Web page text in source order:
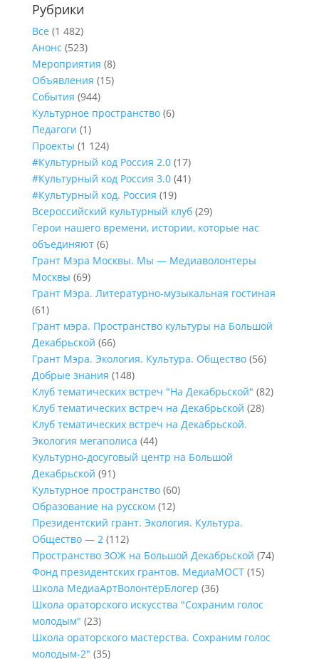
Рубрики
Все (1 482)
Анонс (523)
Мероприятия (8)
Объявления (15)
События (944)
Культурное пространство(6)
Педагоги (1)
Проекты (1 124)
#Культурный код Россия 2.0(17)
#Культурный код Россия 3.0(41)
#Культурный код. Россия (19)
Всероссийский культурный клуб(29)
Герои нашего времени, истории, которые нас
объединяют(6)
Грант Мэра Москвы. Мы — Медиаволонтеры
Москвы (69)
Грант Мэра. Литературно-музыкальная гостиная
(61)
Грант мэра. Пространство культуры на Большой
Декабрьской (66)
Грант Мэра. Экология. Культура. Общество(56)
Добрые знания (148)
Клуб тематических встреч "На Декабрьской" (82)
Клуб тематических встреч на Декабрьской (28)
Клуб тематических встреч на Декабрьской.
Экология мегаполиса (44)
Культурно-досуговый центр на Большой
Декабрьской (91)
Культурное пространство(60)
Образование на русском (12)
Президентский грант. Экология. Культура.
Общество — 2(112)
Пространство ЗОЖ на Большой Декабрьской (74)
Фонд президентских грантов. МедиаМОСТ(15)
Школа МедиаАртВолонтёрБлогер (36)
Школа ораторского искусства "Сохраним голос
молодым" (23)
Школа ораторского мастерства. Сохраним голос
молодым-2" (35)